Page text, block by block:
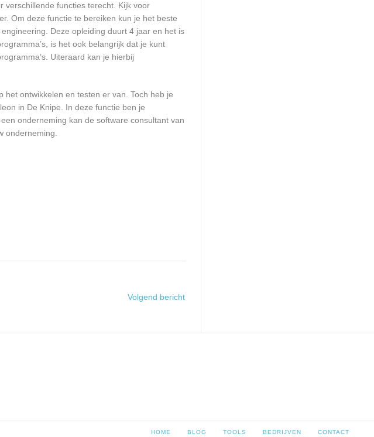
verschillende functies terecht. Kijk voor
Om deze functie te bereiken kun je het beste
Deze opleiding duurt 4 jaar en het is
is het ook belangrijk dat je kunt
Uiteraard kan je hierbij
ontwikkelen en testen er van. Toch heb je
in De Knipe. In deze functie ben je
onderneming kan de software consultant van
onderneming.
Volgend bericht
HOME BLOG TOOLS BEDRIJVEN CONTACT